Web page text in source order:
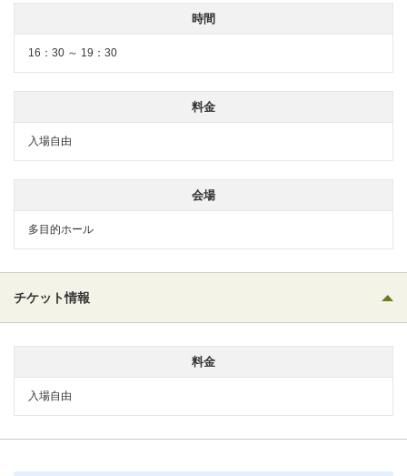
時間
16：30 ～ 19：30
料金
入場自由
会場
多目的ホール
チケット情報
料金
入場自由